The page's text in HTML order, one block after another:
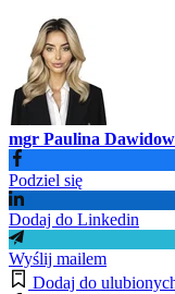
mgr Paulina
Podziel się
Dodaj do Linkedin
Wyślij mailem
Dodaj do